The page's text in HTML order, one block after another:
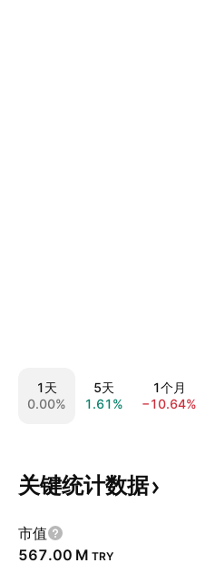
1天
0.00%
5天
1.61%
1个月
−10.64%
关键统计数据
市值
‪567.00 M‬ TRY